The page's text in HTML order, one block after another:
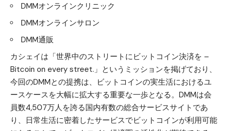
DMMオンラインクリニック
DMMオンラインサロン
DMM通販
カシェイは「世界中のストリートにビットコイン決済を –
Bitcoin on every street.」というミッションを掲げており、
今回のDMMとの提携は、ビットコインの実生活におけるユ
ースケースを大幅に拡大する重要な一歩となる。DMMは会
員数4,507万人を誇る国内有数の総合サービスサイトであ
り、日常生活に密着したサービスでビットコインが利用可能